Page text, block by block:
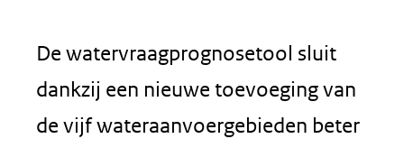
De watervraagprognosetool sluit
dankzij een nieuwe toevoeging van
de vijf wateraanvoergebieden beter